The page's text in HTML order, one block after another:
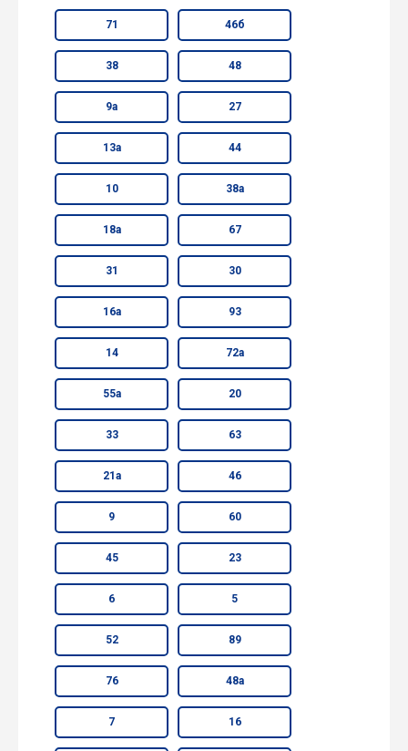
71 46б
38 48
9а 27
13а 44
10 38а
18а 67
31 30
16а 93
14 72а
55а 20
33 63
21а 46
9 60
45 23
6 5
52 89
76 48а
7 16